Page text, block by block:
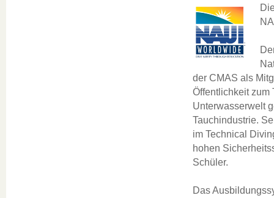
der CMAS als
Öffentlichkeit zum
Unterwasserwelt
Tauchindustrie.
im Technical
hohen
Schüler.
Das